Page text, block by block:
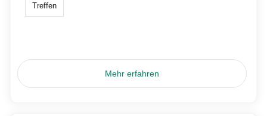
Treffen
Mehr erfahren